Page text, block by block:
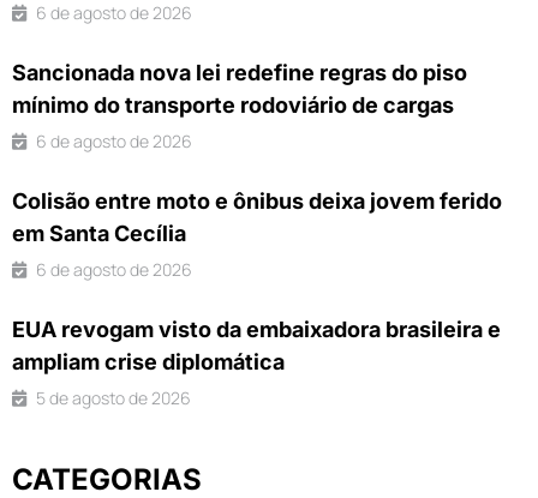
6 de agosto de 2026
Sancionada nova lei redefine regras do piso
mínimo do transporte rodoviário de cargas
6 de agosto de 2026
Colisão entre moto e ônibus deixa jovem ferido
em Santa Cecília
6 de agosto de 2026
EUA revogam visto da embaixadora brasileira e
ampliam crise diplomática
5 de agosto de 2026
CATEGORIAS